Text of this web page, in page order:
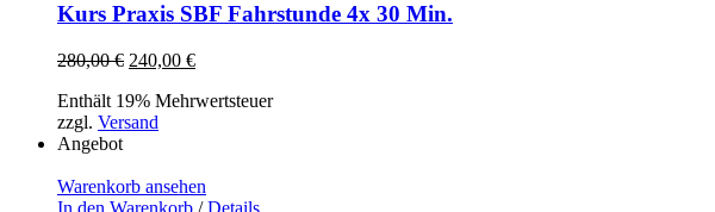
Kurs Praxis SBF Fahrstunde 4x 30 Min.
280,00€ Ursprünglicher
war:
280,00 €
240,00 €Aktueller
ist:
Enthält 19% Mehrwertsteuer
zzgl. Versand
Angebot
Warenkorb ansehen
In den Warenkorb / Details